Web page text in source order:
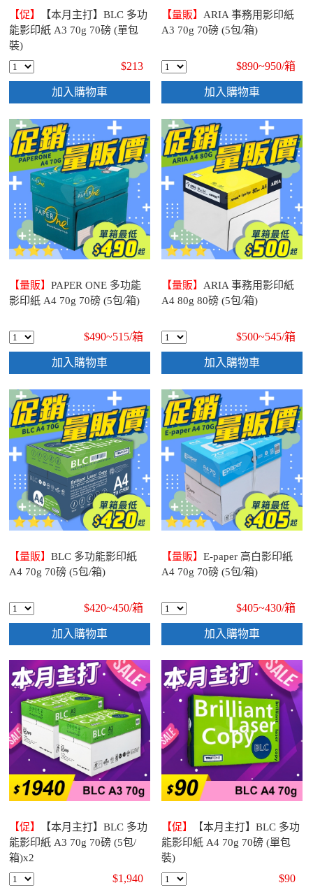
【促】
【本月主打】BLC 多功
能影印紙 A3 70g 70磅 (單包
裝)
$213
加入購物車
【量販】 ARIA 事務用影印紙
A3 70g 70磅 (5包/箱)
$890~950/箱
加入購物車
【量販】PAPER ONE 多功能
影印紙 A4 70g 70磅 (5包/箱)
$490~515/箱
加入購物車
【量販】 ARIA 事務用影印紙
A4 80g 80磅 (5包/箱)
$500~545/箱
加入購物車
【量販】BLC 多功能影印紙
A4 70g 70磅 (5包/箱)
$420~450/箱
加入購物車
【量販】E-paper 高白影印紙
A4 70g 70磅 (5包/箱)
$405~430/箱
加入購物車
【促】
【本月主打】BLC 多功
能影印紙 A3 70g 70磅 (5包/
箱)x2
$1,940
【促】
【本月主打】BLC 多功
能影印紙 A4 70g 70磅 (單包
裝)
$90